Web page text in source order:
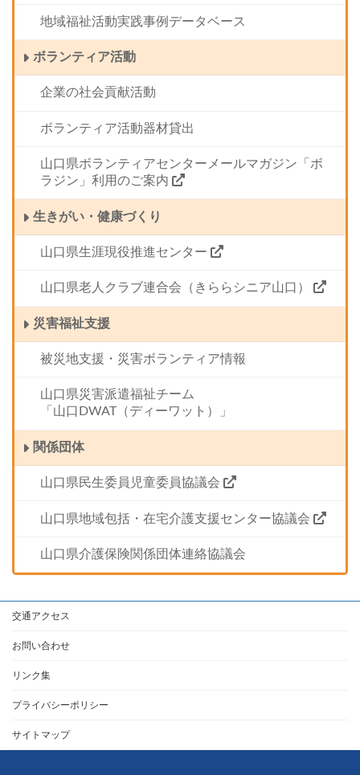
地域福祉活動実践事例データベース
ボランティア活動
企業の社会貢献活動
ボランティア活動器材貸出
山口県ボランティアセンターメールマガジン「ボ
ラジン」利用のご案内
生きがい・健康づくり
山口県生涯現役推進センター
山口県老人クラブ連合会（きららシニア山口）
災害福祉支援
被災地支援・災害ボランティア情報
山口県災害派遣福祉チーム
「山口DWAT（ディーワット）」
関係団体
山口県民生委員児童委員協議会
山口県地域包括・在宅介護支援センター協議会
山口県介護保険関係団体連絡協議会
交通アクセス
お問い合わせ
リンク集
プライバシーポリシー
サイトマップ